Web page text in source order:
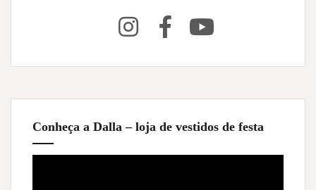
Conheça a Dalla – loja de vestidos de festa